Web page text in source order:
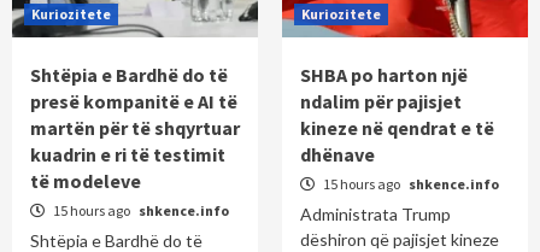
Kuriozitete
Shtëpia e Bardhë do të
presë kompanitë e AI të
martën për të shqyrtuar
kuadrin e ri të testimit
të modeleve
15 hours ago shkence.info
Shtëpia e Bardhë do të
Kuriozitete
SHBA po harton një
ndalim për pajisjet
kineze në qendrat e të
dhënave
15 hours ago shkence.info
Administrata Trump
dëshiron që pajisjet kineze